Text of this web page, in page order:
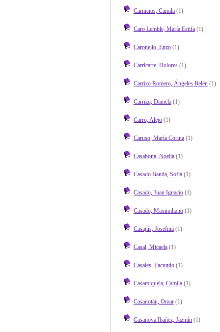
Carnicios, Camila(1)
Caro Lemble, María Estifa(1)
Caronello, Enzo(1)
Carricarte, Dolores(1)
Carrizo Romero, Ángeles Belén(1)
Carrizo, Daniela(1)
Carro, Alejo(1)
Caruso, María Corina(1)
Casabona, Noelia(1)
Casado Banda, Sofía(1)
Casado, Juan Ignacio(1)
Casado, Maximiliano(1)
Casajús, Josefina(1)
Casal, Micaela(1)
Casales, Facundo(1)
Casamiquela, Camila(1)
Casanotán, Omar(1)
Casanova Ibañez, Jazmín(1)